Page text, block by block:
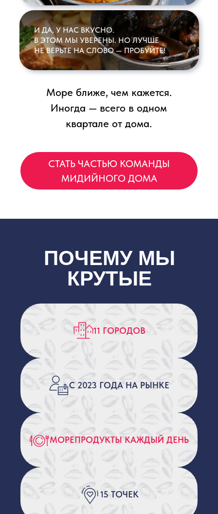
И ДА, У НАС ВКУСНО.
В ЭТОМ МЫ УВЕРЕНЫ. НО ЛУЧШЕ
НЕ ВЕРЬТЕ НА СЛОВО — ПРОБУЙТЕ!
МОРЕПРОДУКТЫ КАЖДЫЙ ДЕНЬ
15 ТОЧЕК
МИДИИ В 4 ФИРМЕННЫХ СОУСАХ
В наших продуктах: белок, йод
и минимум калорий
300 БОНУСОВ ЗА
РЕГИСТРАЦИЮ
СКАЧАЙ ПРИЛОЖЕНИЕ
И ПОЛУЧИ
Скачай приложение Мидийного